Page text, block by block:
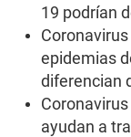
19 podrían
epidemias
diferencian
ayudan a